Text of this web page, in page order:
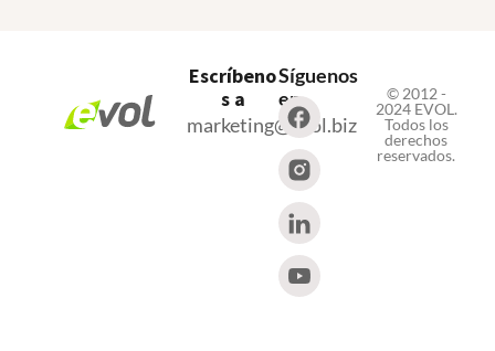
Escríbeno
s a
marketing@evol.biz
Síguenos
en
© 2012 -
2024 EVOL.
Todos los
derechos
reservados.